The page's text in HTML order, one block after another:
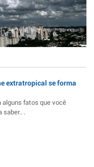
extratropical se forma
alguns fatos que você
saber.. .